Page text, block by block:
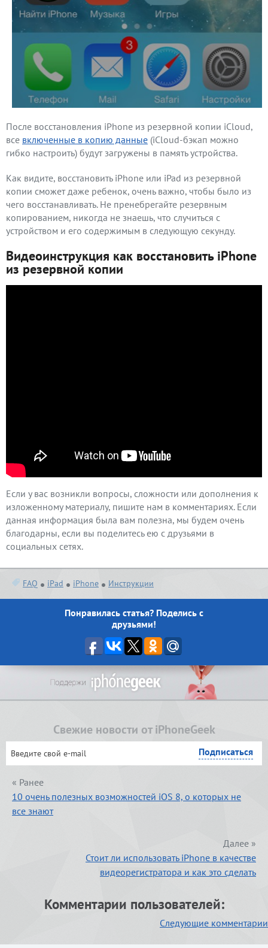
После восстановления iPhone из резервной копии iCloud,
все включенные в копию данные (iCloud-бэкап можно
гибко настроить) будут загружены в память устройства.
Как видите, восстановить iPhone или iPad из резервной
копии сможет даже ребенок, очень важно, чтобы было из
чего восстанавливать. Не пренебрегайте резервным
копированием, никогда не знаешь, что случиться с
устройством и его содержимым в следующую секунду.
Видеоинструкция как восстановить iPhone
из резервной копии
Если у вас возникли вопросы, сложности или дополнения к
изложенному материалу, пишите нам в комментариях. Если
данная информация была вам полезна, мы будем очень
благодарны, если вы поделитесь ею с друзьями в
социальных сетях.
FAQ iPad iPhone Инструкции
Понравилась статья? Поделись с
друзьями!
Свежие новости от iPhoneGeek
« Ранее
10 очень полезных возможностей iOS 8, о которых не
все знают
Далее »
Стоит ли использовать iPhone в качестве
видеорегистратора и как это сделать
Комментарии пользователей:
Следующие комментарии